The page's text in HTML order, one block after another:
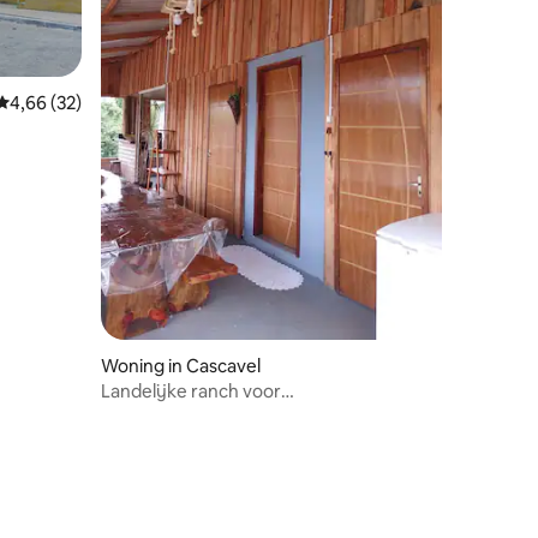
beoordeling van 4,66 op 5, 32 recensies
4,66 (32)
Woning in Cascavel
Landelijke ranch voor